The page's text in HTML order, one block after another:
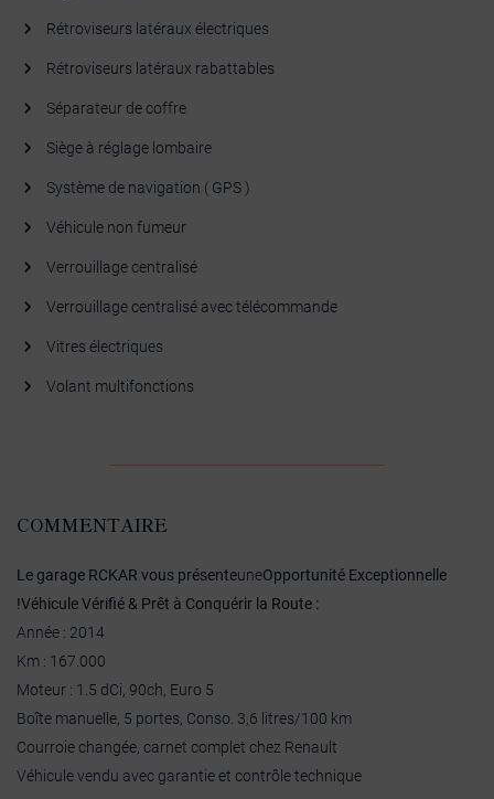
Rétroviseurs latéraux électriques
Rétroviseurs latéraux rabattables
Séparateur de coffre
Siège à réglage lombaire
Système de navigation ( GPS )
Véhicule non fumeur
Verrouillage centralisé
Verrouillage centralisé avec télécommande
Vitres électriques
Volant multifonctions
COMMENTAIRE
Le garage RCKAR vous présenteuneOpportunité Exceptionnelle
!Véhicule Vérifié & Prêt à Conquérir la Route :
Année : 2014
Km : 167.000
Moteur : 1.5 dCi, 90ch, Euro 5
Boîte manuelle, 5 portes, Conso. 3,6 litres/100 km
Courroie changée, carnet complet chez Renault
Véhicule vendu avec garantie et contrôle technique